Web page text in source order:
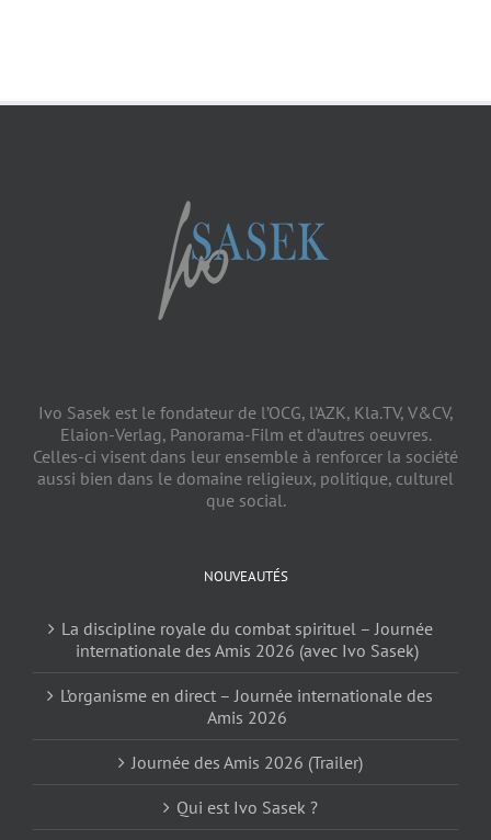
Ivo Sasek est le fondateur de l’OCG, l’AZK, Kla.TV, V&CV,
Elaion-Verlag, Panorama-Film et d’autres oeuvres.
Celles-ci visent dans leur ensemble à renforcer la société
aussi bien dans le domaine religieux, politique, culturel
que social.
NOUVEAUTÉS
La discipline royale du combat spirituel – Journée
internationale des Amis 2026 (avec Ivo Sasek)
L’organisme en direct – Journée internationale des
Amis 2026
Journée des Amis 2026 (Trailer)
Qui est Ivo Sasek ?